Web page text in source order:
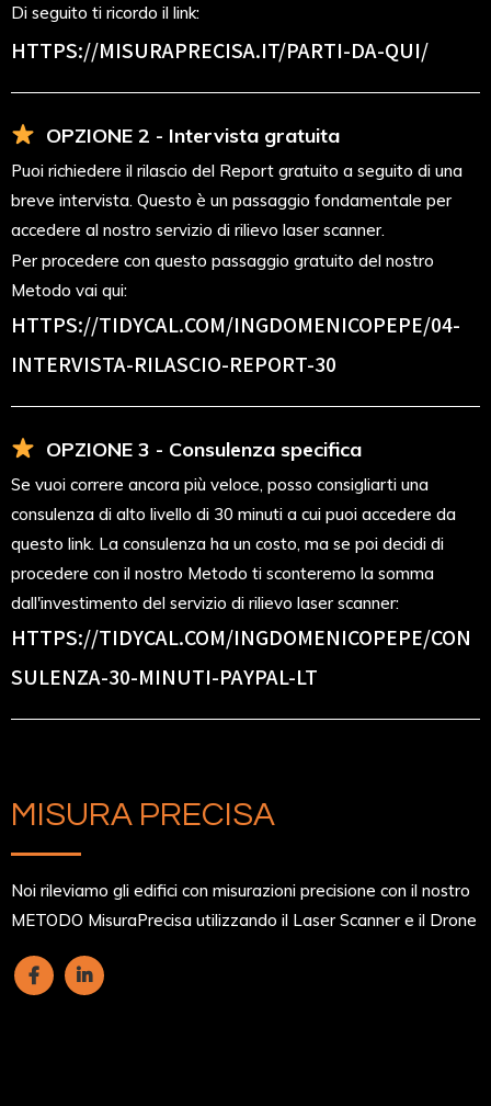
Di seguito ti ricordo il link:
HTTPS://MISURAPRECISA.IT/PARTI-DA-QUI/
OPZIONE 2 - Intervista gratuita
Puoi richiedere il rilascio del Report gratuito a seguito di una
breve intervista. Questo è un passaggio fondamentale per
accedere al nostro servizio di rilievo laser scanner.
Per procedere con questo passaggio gratuito del nostro
Metodo vai qui:
HTTPS://TIDYCAL.COM/INGDOMENICOPEPE/04-
INTERVISTA-RILASCIO-REPORT-30
OPZIONE 3 - Consulenza specifica
Se vuoi correre ancora più veloce, posso consigliarti una
consulenza di alto livello di 30 minuti a cui puoi accedere da
questo link. La consulenza ha un costo, ma se poi decidi di
procedere con il nostro Metodo ti sconteremo la somma
dall'investimento del servizio di rilievo laser scanner:
HTTPS://TIDYCAL.COM/INGDOMENICOPEPE/CON
SULENZA-30-MINUTI-PAYPAL-LT
MISURA PRECISA
Noi rileviamo gli edifici con misurazioni precisione con il nostro
METODO MisuraPrecisa utilizzando il Laser Scanner e il Drone